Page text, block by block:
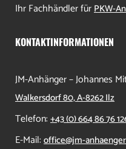
Ihr Fachhändler fürPKW-
KONTAKTINFORMATIONEN
JM-Anhänger – Johannes
Walkersdorf 80, A-8262 Ilz
Telefon: +43 (0) 664 86 76
E-Mail: office@jm-